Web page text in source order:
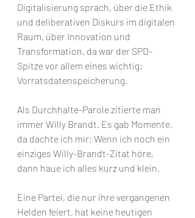
Digitalisierung sprach, über die Ethik
und deliberativen Diskurs im digitalen
Raum, über Innovation und
Transformation, da war der SPD-
Spitze vor allem eines wichtig:
Vorratsdatenspeicherung.
Als Durchhalte-Parole zitierte man
immer Willy Brandt. Es gab Momente,
da dachte ich mir: Wenn ich noch ein
einziges Willy-Brandt-Zitat höre,
dann haue ich alles kurz und klein.
Eine Partei, die nur ihre vergangenen
Helden feiert, hat keine heutigen